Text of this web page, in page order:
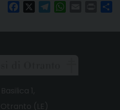
FacebookTelegramWhatsAppPrint